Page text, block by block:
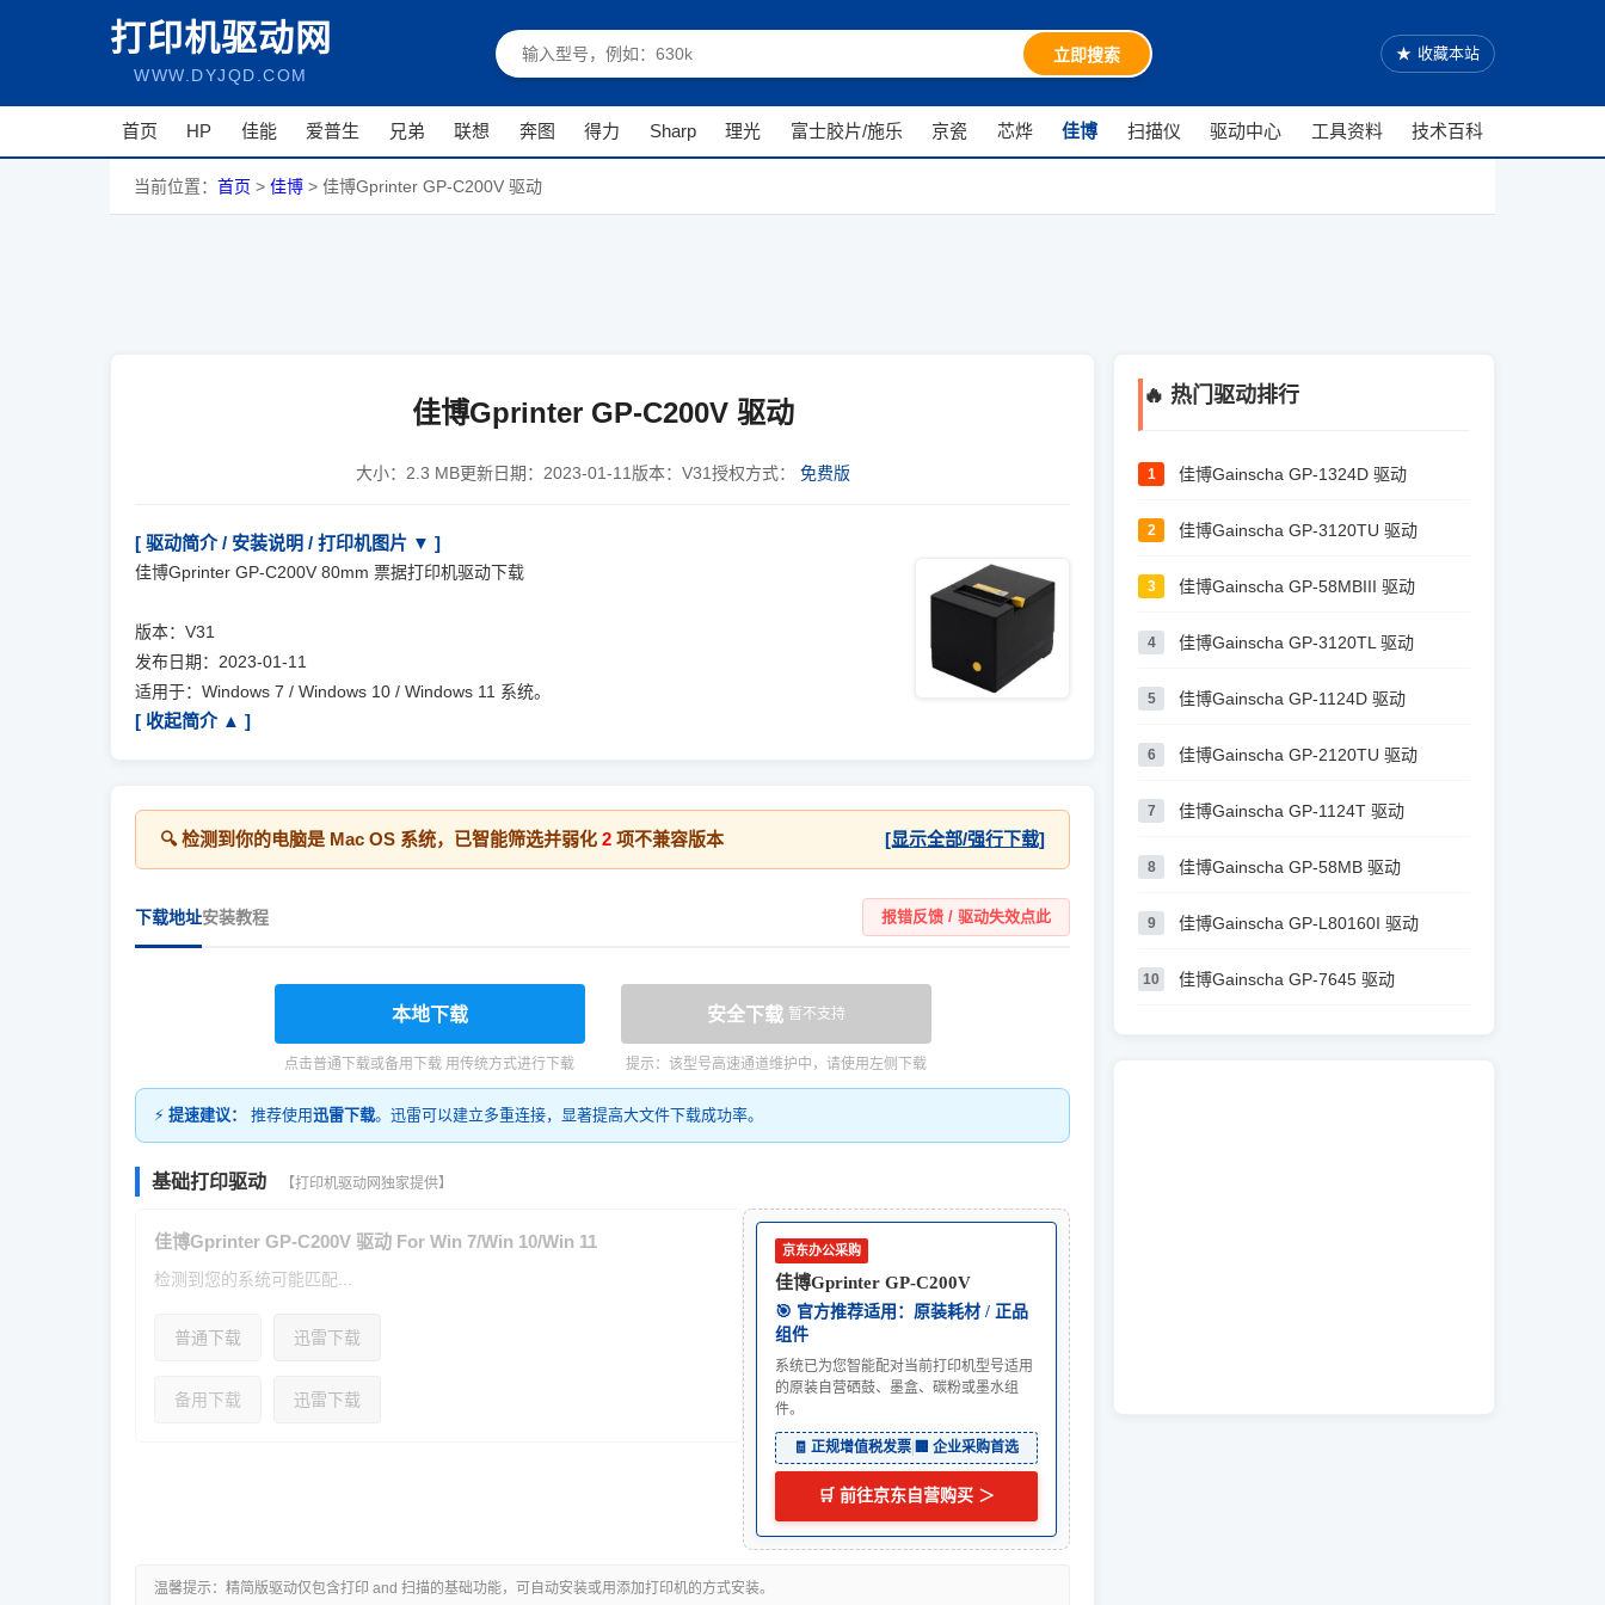
打印机驱动网
WWW.DYJQD.COM
立即搜索 ★ 收藏本站
首页 HP 佳能 爱普生 兄弟 联想 奔图 得力 Sharp 理光 富士胶片/施乐 京瓷 芯烨 佳博 扫描仪 驱动中心 工具资料 技术百科
当前位置： 首页 > 佳博 > 佳博Gprinter GP-C200V 驱动
佳博Gprinter GP-C200V 驱动
大小： 2.3 MB更新日期： 2023-01-11 版本： V31授权方式： 免费版
[ 驱动简介 / 安装说明 / 打印机图片 ▼ ]
佳博Gprinter GP-C200V 80mm 票据打印机驱动下载
版本：V31
发布日期：2023-01-11
适用于：Windows 7 / Windows 10 / Windows 11 系统。
[ 收起简介 ▲ ]
🔍 检测到你的电脑是 Mac OS 系统，已智能筛选并弱化 2 项不兼容版本 [显示全部/强行下载]
下载地址安装教程 报错反馈 / 驱动失效点此
本地下载
点击普通下载或备用下载 用传统方式进行下载
安全下载 暂不支持
提示：该型号高速通道维护中，请使用左侧下载
⚡ 提速建议： 推荐使用迅雷下载。迅雷可以建立多重连接，显著提高大文件下载成功率。
基础打印驱动 【打印机驱动网独家提供】
佳博Gprinter GP-C200V 驱动 For Win 7/Win 10/Win 11
检测到您的系统可能匹配...
普通下载 迅雷下载
备用下载 迅雷下载
京东办公采购
佳博Gprinter GP-C200V
🎯 官方推荐适用：原装耗材 / 正品
组件
系统已为您智能配对当前打印机型号适用
的原装自营硒鼓、墨盒、碳粉或墨水组
件。
🧾 正规增值税发票 🏢 企业采购首选
🛒 前往京东自营购买 ＞
温馨提示：精简版驱动仅包含打印 and 扫描的基础功能，可自动安装或用添加打印机的方式安装。
🔥 热门驱动排行
1 佳博Gainscha GP-1324D 驱动
2 佳博Gainscha GP-3120TU 驱动
3 佳博Gainscha GP-58MBIII 驱动
4 佳博Gainscha GP-3120TL 驱动
5 佳博Gainscha GP-1124D 驱动
6 佳博Gainscha GP-2120TU 驱动
7 佳博Gainscha GP-1124T 驱动
8 佳博Gainscha GP-58MB 驱动
9 佳博Gainscha GP-L80160I 驱动
10 佳博Gainscha GP-7645 驱动